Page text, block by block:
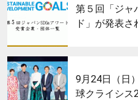
第５回「ジャ
ド」が発表さ
サムネイル
9月24日（日
球クライシ